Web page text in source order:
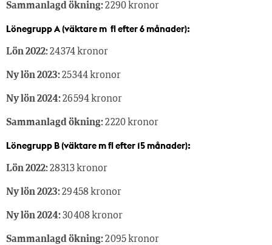
Sammanlagd ökning:2 290 kronor
Lönegrupp A (väktare m fl efter 6 månader):
Lön 2022:24 374 kronor
Ny lön 2023:25 344 kronor
Ny lön 2024:26 594 kronor
Sammanlagd ökning:2 220 kronor
Lönegrupp B (väktare m fl efter 15 månader):
Lön 2022:28 313 kronor
Ny lön 2023:29 458 kronor
Ny lön 2024:30 408 kronor
Sammanlagd ökning:2 095 kronor